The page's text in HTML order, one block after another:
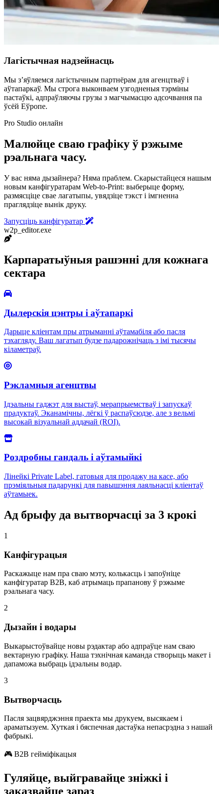
Лагістычная надзейнасць
Мы з’яўляемся лагістычным партнёрам для агенцтваў і
аўтапаркаў. Мы строга выконваем узгодненыя тэрміны
пастаўкі, адпраўляючы грузы з магчымасцю адсочвання па
ўсёй Еўропе.
Pro Studio онлайн
Малюйце сваю графіку ў рэжыме
рэальнага часу.
У вас няма дызайнера? Няма праблем. Скарыстайцеся нашым
новым канфігуратарам Web-to-Print: выберыце форму,
размясціце свае лагатыпы, увядзіце тэкст і імгненна
праглядзіце вынік друку.
Запусціць канфігуратар
w2p_editor.exe
Карпаратыўныя рашэнні для кожнага
сектара
Дылерскія цэнтры і аўтапаркі
Дарыце кліентам пры атрыманні аўтамабіля або пасля
тэхагляду. Ваш лагатып будзе падарожнічаць з імі тысячы
кіламетраў.
Рэкламныя агенцтвы
Ідэальны гаджэт для выстаў, мерапрыемстваў і запускаў
прадуктаў. Эканамічны, лёгкі ў распаўсюдзе, але з вельмі
высокай візуальнай аддачай (ROI).
Роздробны гандаль і аўтамыйкі
Лінейкі Private Label, гатовыя для продажу на касе, або
прэміяльныя падарункі для павышэння лаяльнасці кліентаў
аўтамыек.
Ад брыфу да вытворчасці за 3 крокі
1
Канфігурацыя
Раскажыце нам пра сваю мэту, колькасць і запоўніце
канфігуратар B2B, каб атрымаць прапанову ў рэжыме
рэальнага часу.
2
Дызайн і водары
Выкарыстоўвайце новы рэдактар або адпраўце нам сваю
вектарную графіку. Наша тэхнічная каманда створыць макет і
дапаможа выбраць ідэальны водар.
3
Вытворчасць
Пасля зацвярджэння праекта мы друкуем, высякаем і
араматызуем. Хуткая і бяспечная дастаўка непасрэдна з нашай
фабрыкі.
🎮 B2B гейміфікацыя
Гуляйце, выйгравайце зніжкі і
заказвайце зараз